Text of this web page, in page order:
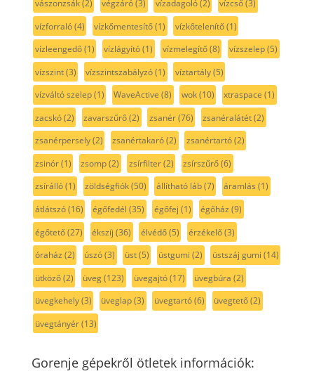
vászonzsák(2) végzáró(3) vízadagoló(2) vízcső(3)
vízforraló(4) vízkőmentesítő(1) vízkőtelenítő(1)
vízleengedő(1) vízlágyító(1) vízmelegítő(8) vízszelep(5)
vízszint(3) vízszintszabályzó(1) víztartály(5)
vízváltó szelep(1) WaveActive (8) wok(10) xtraspace (1)
zacskó(2) zavarszűrő(2) zsanér(76) zsanéralátét(2)
zsanérpersely(2) zsanértakaró(2) zsanértartó(2)
zsinór(1) zsomp(2) zsírfilter(2) zsírszűrő(6)
zsírálló(1) zöldségfiók(50) állítható láb(7) áramlás (1)
átlátszó(16) égőfedél (35) égőfej (1) égőház (9)
égőtető(27) ékszíj (36) élvédő(5) érzékelő(3)
óraház (2) úszó(3) üst(5) üstgumi (2) üstszáj gumi (14)
ütköző(2) üveg(123) üvegajtó(17) üvegbúra (2)
üvegkehely(3) üveglap(3) üvegtartó(6) üvegtető(2)
üvegtányér(13)
Gorenje gépekről ötletek információk: